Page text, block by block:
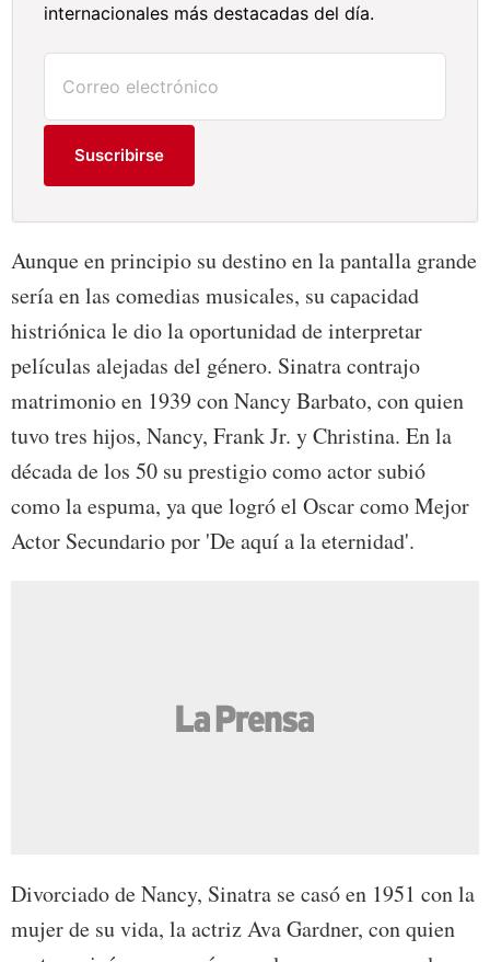
internacionales más destacadas del día.
Suscribirse
Aunque en principio su destino en la pantalla grande
sería en las comedias musicales, su capacidad
histriónica le dio la oportunidad de interpretar
películas alejadas del género. Sinatra contrajo
matrimonio en 1939 con Nancy Barbato, con quien
tuvo tres hijos, Nancy, Frank Jr. y Christina. En la
década de los 50 su prestigio como actor subió
como la espuma, ya que logró el Oscar como Mejor
Actor Secundario por 'De aquí a la eternidad'.
Divorciado de Nancy, Sinatra se casó en 1951 con la
mujer de su vida, la actriz Ava Gardner, con quien